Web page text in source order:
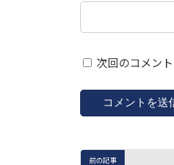
次回のコメン
前の記事